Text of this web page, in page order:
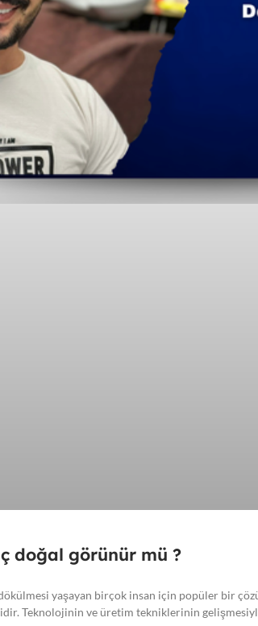
doğal görünür mü ?
yaşayan birçok insan için popüler bir
Teknolojinin ve üretim tekniklerinin